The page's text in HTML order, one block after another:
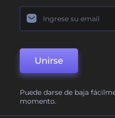
Unirse
Puede darse de baja
momento.